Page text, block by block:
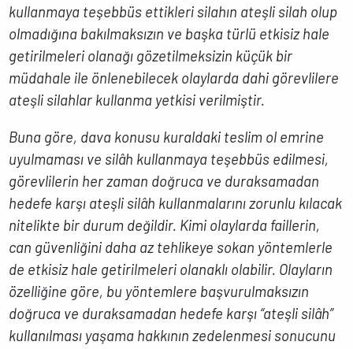
kullanmaya teşebbüs ettikleri silahın ateşli silah olup
olmadığına bakılmaksızın ve başka türlü etkisiz hale
getirilmeleri olanağı gözetilmeksizin küçük bir
müdahale ile önlenebilecek olaylarda dahi görevlilere
ateşli silahlar kullanma yetkisi verilmiştir.
Buna göre, dava konusu kuraldaki teslim ol emrine
uyulmaması ve silâh kullanmaya teşebbüs edilmesi,
görevlilerin her zaman doğruca ve duraksamadan
hedefe karşı ateşli silâh kullanmalarını zorunlu kılacak
nitelikte bir durum değildir. Kimi olaylarda faillerin,
can güvenliğini daha az tehlikeye sokan yöntemlerle
de etkisiz hale getirilmeleri olanaklı olabilir. Olayların
özelliğine göre, bu yöntemlere başvurulmaksızın
doğruca ve duraksamadan hedefe karşı “ateşli silâh”
kullanılması yaşama hakkının zedelenmesi sonucunu